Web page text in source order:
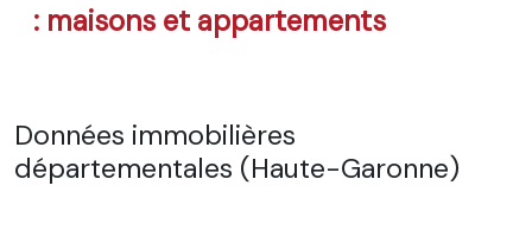
: maisons et appartements
Données immobilières
départementales (Haute-Garonne)